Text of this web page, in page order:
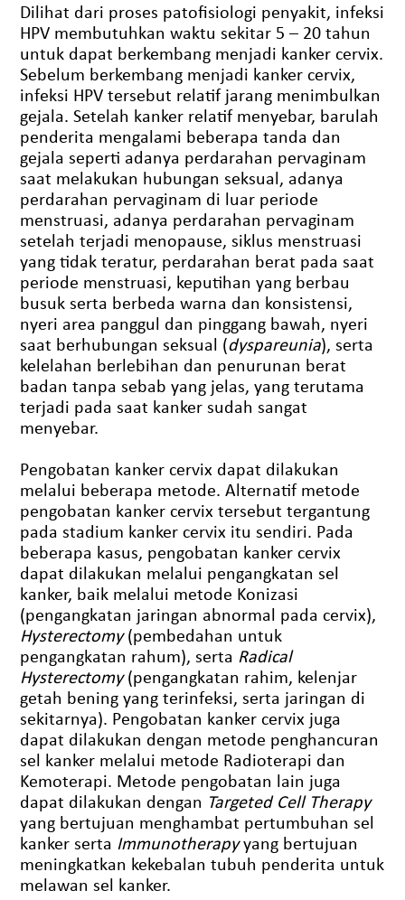
Dilihat dari proses patofisiologi penyakit, infeksi
HPV membutuhkan waktu sekitar 5 – 20 tahun
untuk dapat berkembang menjadi kanker cervix.
Sebelum berkembang menjadi kanker cervix,
infeksi HPV tersebut relatif jarang menimbulkan
gejala. Setelah kanker relatif menyebar, barulah
penderita mengalami beberapa tanda dan
gejala seperti adanya perdarahan pervaginam
saat melakukan hubungan seksual, adanya
perdarahan pervaginam di luar periode
menstruasi, adanya perdarahan pervaginam
setelah terjadi menopause, siklus menstruasi
yang tidak teratur, perdarahan berat pada saat
periode menstruasi, keputihan yang berbau
busuk serta berbeda warna dan konsistensi,
nyeri area panggul dan pinggang bawah, nyeri
saat berhubungan seksual (dyspareunia), serta
kelelahan berlebihan dan penurunan berat
badan tanpa sebab yang jelas, yang terutama
terjadi pada saat kanker sudah sangat
menyebar.
Pengobatan kanker cervix dapat dilakukan
melalui beberapa metode. Alternatif metode
pengobatan kanker cervix tersebut tergantung
pada stadium kanker cervix itu sendiri. Pada
beberapa kasus, pengobatan kanker cervix
dapat dilakukan melalui pengangkatan sel
kanker, baik melalui metode Konizasi
(pengangkatan jaringan abnormal pada cervix),
Hysterectomy(pembedahan untuk
pengangkatan rahum), serta Radical
Hysterectomy(pengangkatan rahim, kelenjar
getah bening yang terinfeksi, serta jaringan di
sekitarnya). Pengobatan kanker cervix juga
dapat dilakukan dengan metode penghancuran
sel kanker melalui metode Radioterapi dan
Kemoterapi. Metode pengobatan lain juga
dapat dilakukan dengan Targeted Cell Therapy
yang bertujuan menghambat pertumbuhan sel
kanker serta Immunotherapyyang bertujuan
meningkatkan kekebalan tubuh penderita untuk
melawan sel kanker.